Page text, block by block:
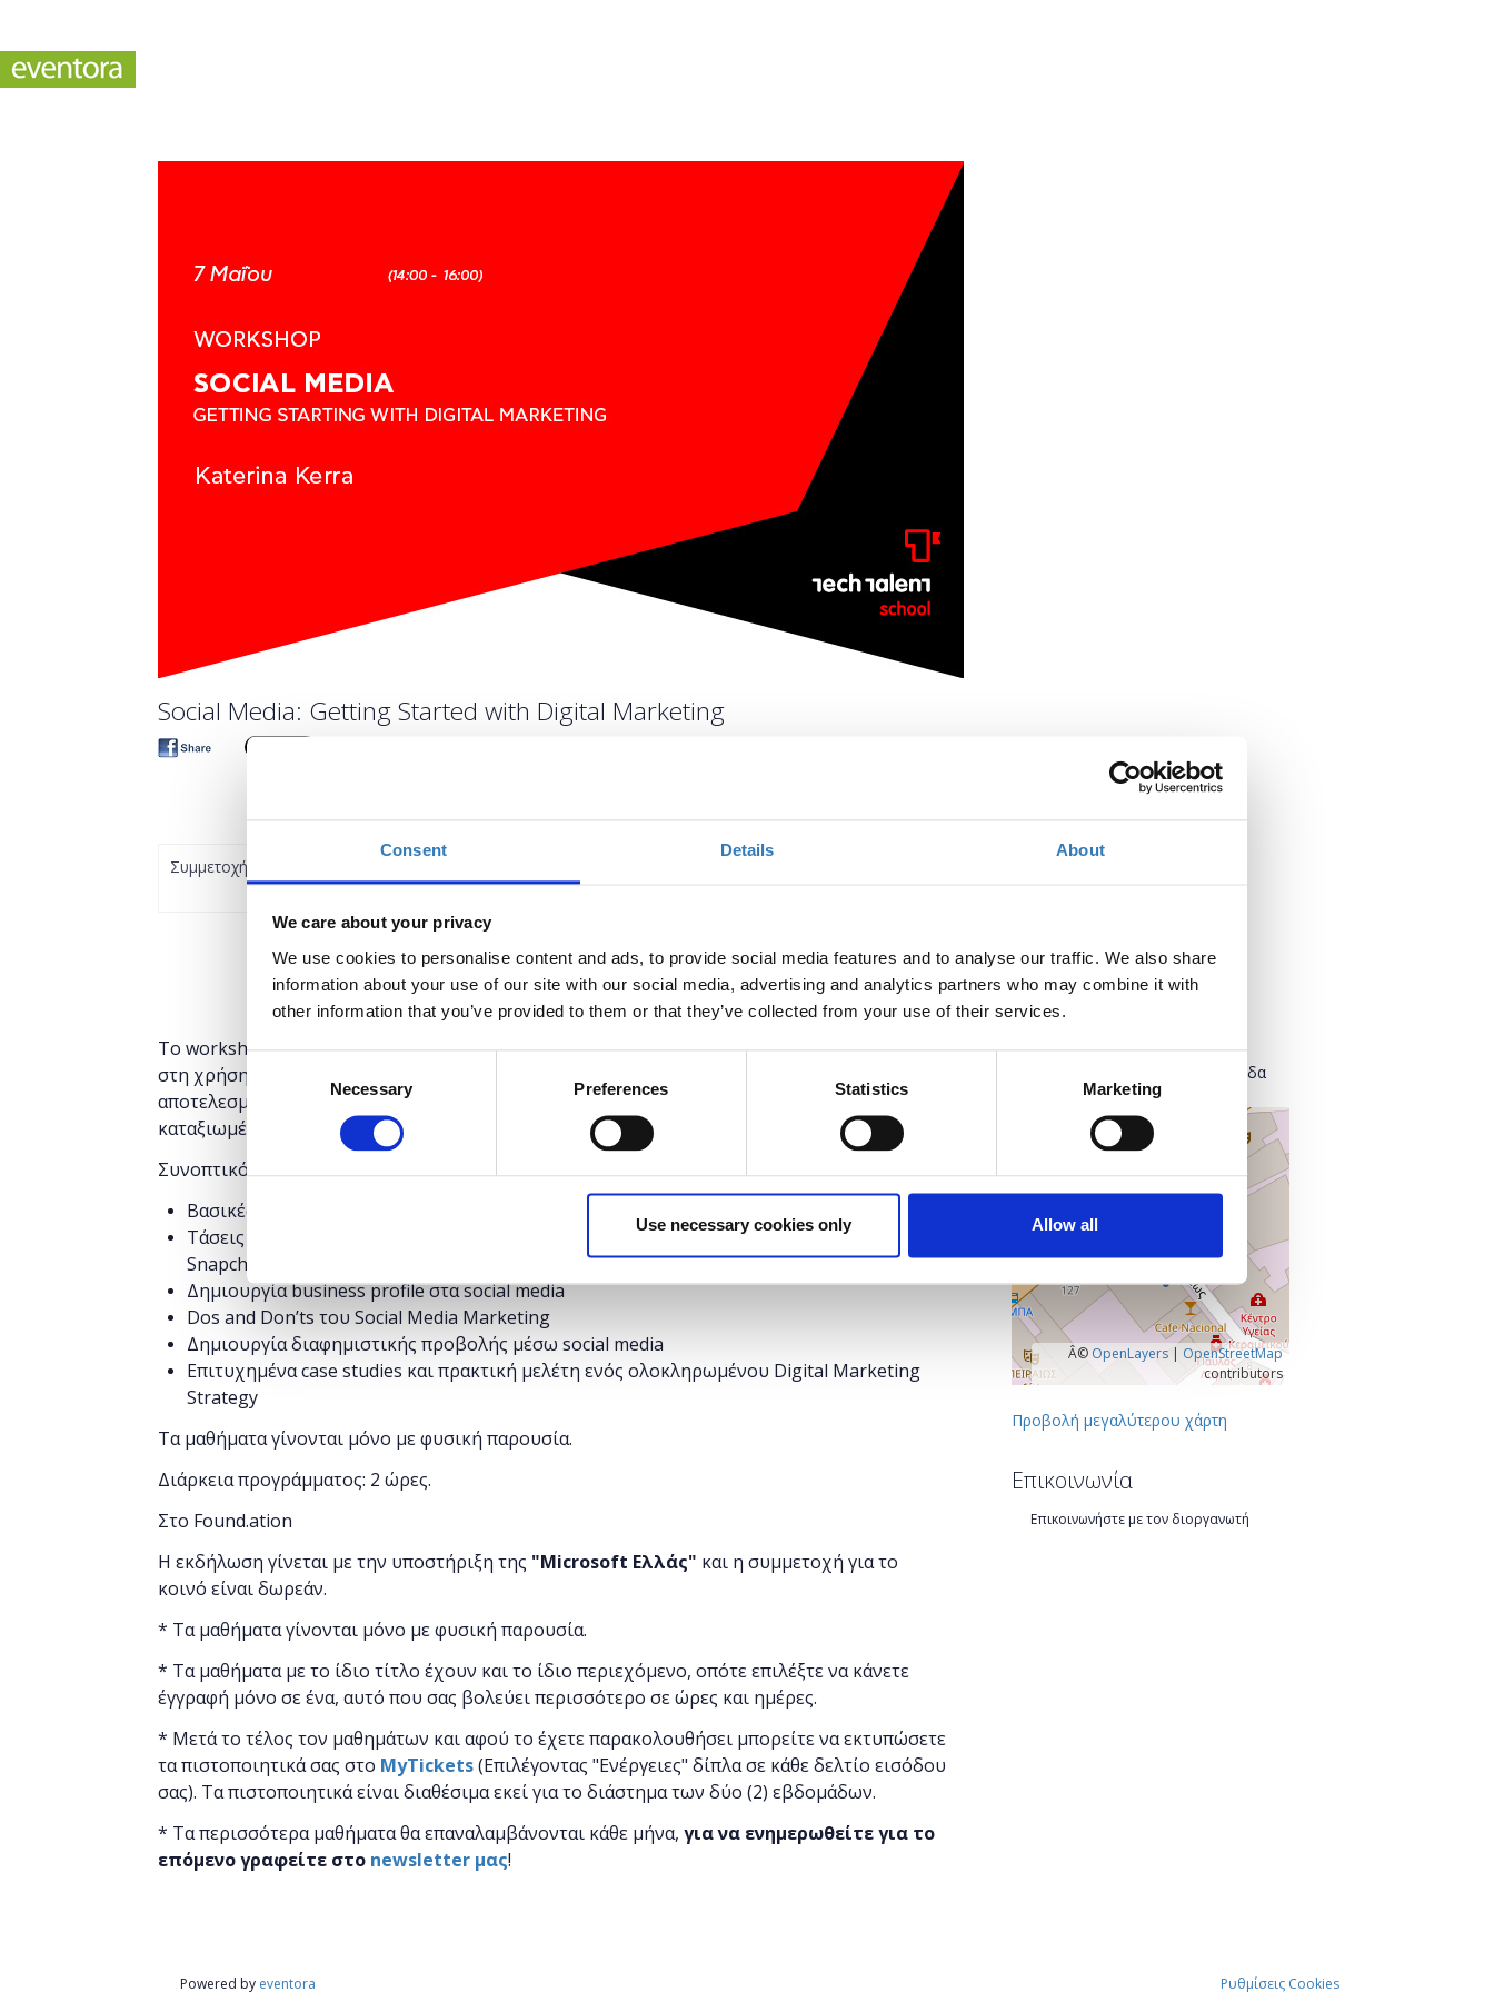
Consent Details About
We care about your privacy
We use cookies to personalise content and ads, to provide social media features and to analyse our traffic. We also share
information about your use of our site with our social media, advertising and analytics partners who may combine it with
other information that you’ve provided to them or that they’ve collected from your use of their services.
Selection
Necessary Preferences Statistics Marketing
Use necessary cookies only Allow all
Social Media: Getting Started with Digital Marketing
Ποσότητα
Συμμετοχή
Το workshop έχει στόχο να δώσει την δυνατότητα στους συμμετέχοντες να εκπαιδευτούν
στη χρήση σημαντικών μέσων κοινωνικής δικτύωσης, να μάθουν τον τρόπο μέτρησης της
αποτελεσματικότητας του Digital Marketing και να δουν βέλτιστες πρακτικές απο
καταξιωμένα brands.
Συνοπτικό πρόγραμμα:
Βασικές Έννοιες Digital Marketing
Τάσεις των Social Media στην Ελλάδα σήμερα και διεθνώς: Facebook, Linkedln,Twitter,
Snapchat, Instagram, YouTube
Δημιουργία business profile στα social media
Dos and Don’ts του Social Media Marketing
Δημιουργία διαφημιστικής προβολής μέσω social media
Επιτυχημένα case studies και πρακτική μελέτη ενός ολοκληρωμένου Digital Marketing
Strategy
Τα μαθήματα γίνονται μόνο με φυσική παρουσία.
Διάρκεια προγράμματος: 2 ώρες.
Στο Found.ation
Η εκδήλωση γίνεται με την υποστήριξη της "Microsoft Ελλάς" και η συμμετοχή για το
κοινό είναι δωρεάν.
* Τα μαθήματα γίνονται μόνο με φυσική παρουσία.
* Τα μαθήματα με το ίδιο τίτλο έχουν και το ίδιο περιεχόμενο, οπότε επιλέξτε να κάνετε
έγγραφή μόνο σε ένα, αυτό που σας βολεύει περισσότερο σε ώρες και ημέρες.
* Μετά το τέλος τον μαθημάτων και αφού το έχετε παρακολουθήσει μπορείτε να εκτυπώσετε
τα πιστοποιητικά ​σας στο MyTickets(Επιλέγοντας "Ενέργειες" δίπλα σε κάθε δελτίο εισόδου
σας). Τα πιστοποιητικά είναι διαθέσιμα εκεί για το διάστημα των δύο (2) εβδομάδων.
* Τα περισσότερα μαθήματα θα επαναλαμβάνονται κάθε μήνα, για να ενημερωθείτε για το
επόμενο γραφείτε στο newsletter μας!
Πότε;
Δευτέρα, 7 Μαΐου 2018
Πού;
Found.ation
118 54 Αθήνα
Κεντρικός Τομέας Αθηνών, Ελλάδα
Â© OpenLayers| OpenStreetMap
contributors
Προβολή μεγαλύτερου χάρτη
Επικοινωνία
Επικοινωνήστε με τον διοργανωτή
Powered by eventora Ρυθμίσεις Cookies